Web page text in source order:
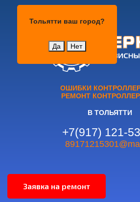
Тольятти ваш город?
Да Нет
ОШИБКИ
РЕМОНТ
В ТОЛЬЯТТИ
+7(917) 121-